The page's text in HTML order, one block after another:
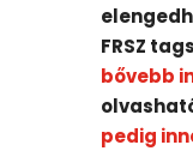
FRSZ
bővebb
pedig